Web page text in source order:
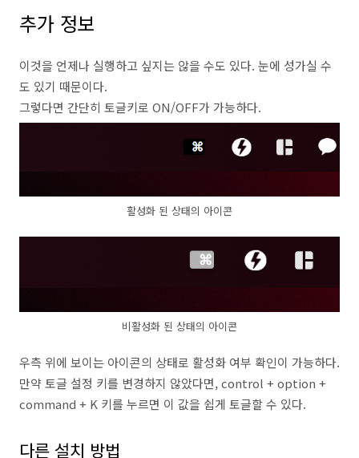
추가 정보
이것을 언제나 실행하고 싶지는 않을 수도 있다. 눈에 성가실 수
도 있기 때문이다.
그렇다면 간단히 토글키로 ON/OFF가 가능하다.
활성화 된 상태의 아이콘
비활성화 된 상태의 아이콘
우측 위에 보이는 아이콘의 상태로 활성화 여부 확인이 가능하다.
만약 토글 설정 키를 변경하지 않았다면, control + option +
command + K 키를 누르면 이 값을 쉽게 토글할 수 있다.
다른 설치 방법